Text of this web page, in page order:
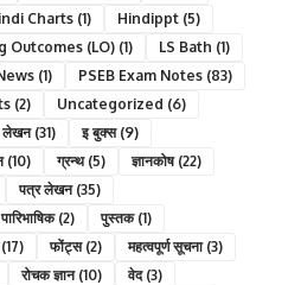
Charts (1) Hindippt (5)
Outcomes (LO) (1) LS Bath (1)
(1) PSEB Exam Notes (83)
(2) Uncategorized (6)
लेखन(31) इ बुक्स(9)
(10) ग्रन्थ(5) ज्ञानकोष(22)
पत्र लेखन(35)
पारिभाषिक(2) पुस्तक(1)
फोंट्स(2) महत्वपूर्ण सूचना(3)
रोचक ज्ञान(10) वेद(3)